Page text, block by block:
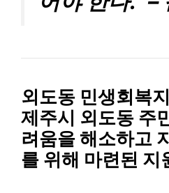
외도동 민생회복
제주시 외도동 주
려움을 해소하고
를 위해 마련된 지